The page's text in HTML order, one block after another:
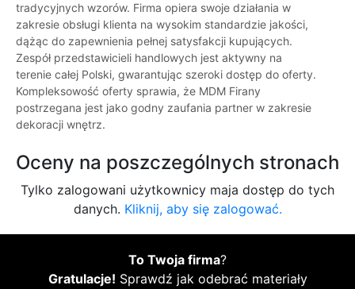
tradycyjnych wzorów. Firma opiera swoje działania w
zakresie obsługi klienta na wysokim standardzie jakości,
dążąc do zapewnienia pełnej satysfakcji kupujących.
Zespół przedstawicieli handlowych jest aktywny na
terenie całej Polski, gwarantując szeroki dostęp do oferty.
Kompleksowość oferty sprawia, że MDM Firany
postrzegana jest jako godny zaufania partner w zakresie
dekoracji wnętrz.
Oceny na poszczególnych stronach
Tylko zalogowani użytkownicy maja dostęp do tych
danych. Kliknij, aby się zalogować.
To Twoja firma?
Gratulacje! Sprawdź jak odebrać materiały